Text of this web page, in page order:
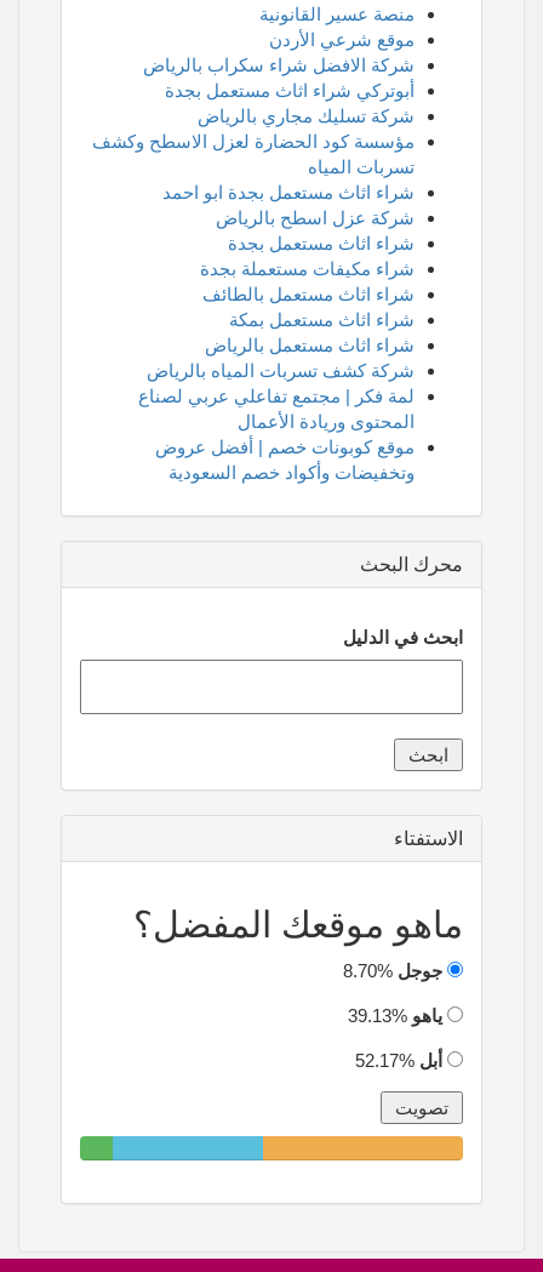
منصة عسير القانونية
موقع شرعي الأردن
شركة الافضل شراء سكراب بالرياض
أبوتركي شراء اثاث مستعمل بجدة
شركة تسليك مجاري بالرياض
مؤسسة كود الحضارة لعزل الاسطح وكشف
تسربات المياه
شراء اثاث مستعمل بجدة ابو احمد
شركة عزل اسطح بالرياض
شراء اثاث مستعمل بجدة
شراء مكيفات مستعملة بجدة
شراء اثاث مستعمل بالطائف
شراء اثاث مستعمل بمكة
شراء اثاث مستعمل بالرياض
شركة كشف تسربات المياه بالرياض
لمة فكر | مجتمع تفاعلي عربي لصناع
المحتوى وريادة الأعمال
موقع كوبونات خصم | أفضل عروض
وتخفيضات وأكواد خصم السعودية
محرك البحث
ابحث في الدليل
الاستفتاء
ماهو موقعك المفضل؟
جوجل
ياهو
أبل